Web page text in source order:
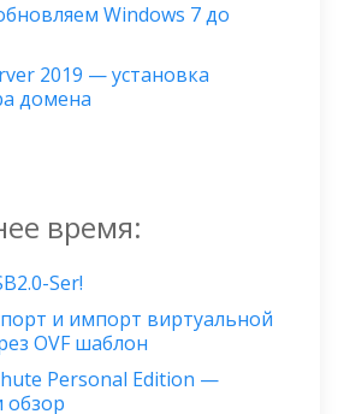
Windows 7 до
2019 — установка
домена
время:
Ser!
и импорт виртуальной
OVF шаблон
Personal Edition —
обзор